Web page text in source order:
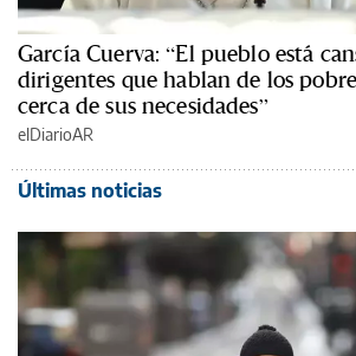
García Cuerva: “El pueblo está
dirigentes que hablan de los
cerca de sus necesidades”
elDiarioAR
Últimas noticias